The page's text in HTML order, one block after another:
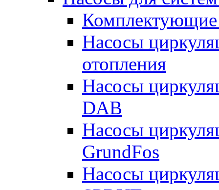
Комплектующие
Насосы
отопления
Насосы
DAB
Насосы
GrundFos
Насосы